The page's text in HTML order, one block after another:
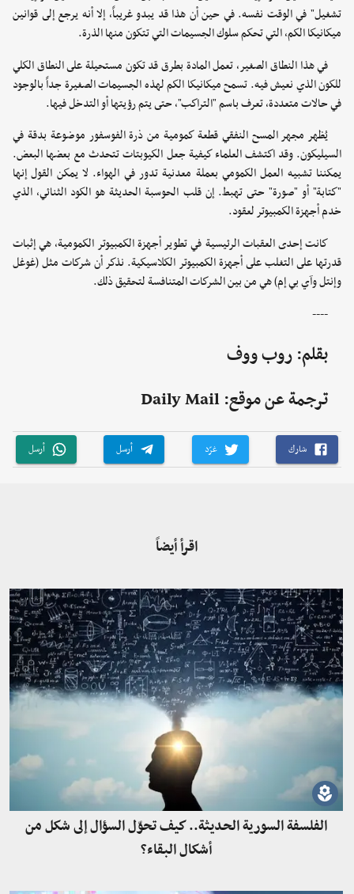
تشغيل" في الوقت نفسه. في حين أن هذا قد يبدو غريباً، إلا أنه يرجع إلى قوانين
ميكانيكا الكم، التي تحكم سلوك الجسيمات التي تتكون منها الذرة.
في هذا النطاق الصغير، تعمل المادة بطرق قد تكون مستحيلة على النطاق الكلي
للكون الذي نعيش فيه. تسمح ميكانيكا الكم لهذه الجسيمات الصغيرة جداً بالوجود
في حالات متعددة، تعرف باسم "التراكب"، حتى يتم رؤيتها أو التدخل فيها.
يُظهر مجهر المسح النفقي قطعة كمومية من ذرة الفوسفور موضوعة بدقة في
السيليكون. وقد اكتشف العلماء كيفية جعل الكيوبتات تتحدث مع بعضها البعض.
يمكننا تشبيه العمل الكمومي بعملة معدنية تدور في الهواء. لا يمكن القول إنها
"كتابة" أو "صورة" حتى تهبط. إن قلب الحوسبة الحديثة هو الكود الثنائي، الذي
خدم أجهزة الكمبيوتر لعقود.
كانت إحدى العقبات الرئيسية في تطوير أجهزة الكمبيوتر الكمومية، هي إثبات
قدرتها على التغلب على أجهزة الكمبيوتر الكلاسيكية. نذكر أن شركات مثل (غوغل
وإنتل وآي بي إم) هي من بين الشركات المتنافسة لتحقيق ذلك.
----
بقلم: روب ووف
ترجمة عن موقع: Daily Mail
شارك غرّد أرسل أرسل
اقرأ أيضاً
الفلسفة السورية الحديثة.. كيف تحوّل السؤال إلى شكل من
أشكال البقاء؟